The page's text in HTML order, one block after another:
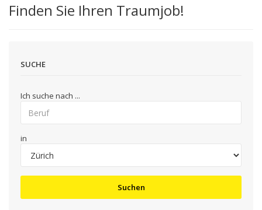
Finden Sie Ihren Traumjob!
SUCHE
Ich suche nach ...
in
Suchen